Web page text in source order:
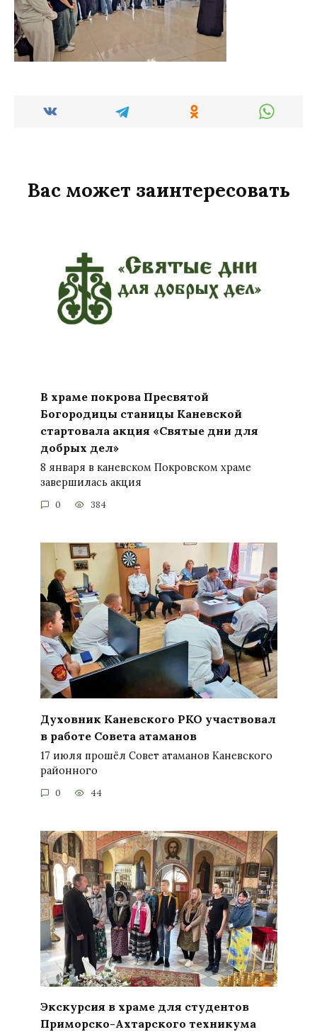
Вас может заинтересовать
В храме покрова Пресвятой
Богородицы станицы Каневской
стартовала акция «Святые дни для
добрых дел»
8 января в каневском Покровском храме
завершилась акция
0 384
Духовник Каневского РКО участвовал
в работе Совета атаманов
17 июля прошёл Совет атаманов Каневского
районного
0 44
Экскурсия в храме для студентов
Приморско-Ахтарского техникума